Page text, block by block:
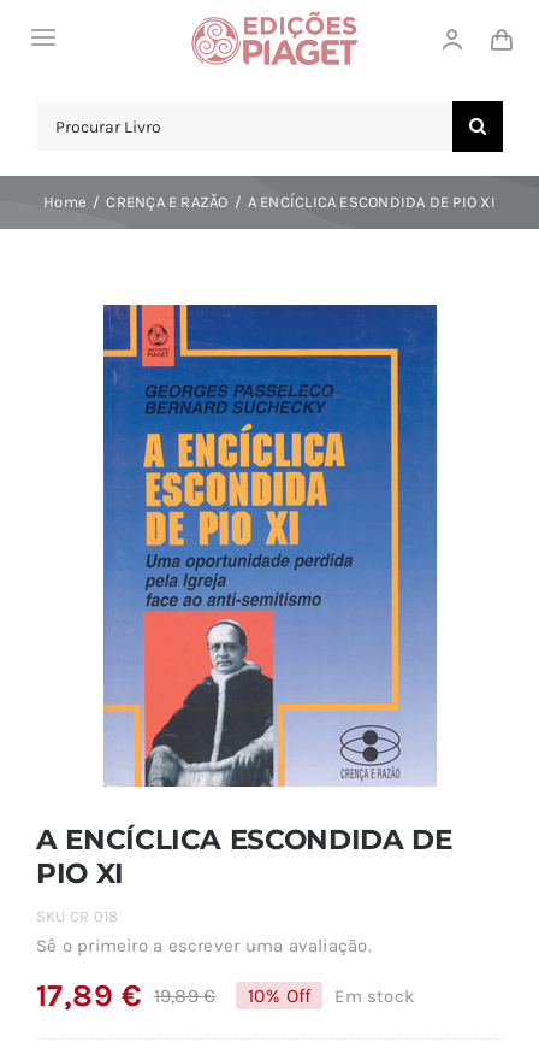
Toggle
COMPRAR!
Search
Home CRENÇA E RAZÃO A ENCÍCLICA ESCONDIDA DE PIO XI
A ENCÍCLICA ESCONDIDA DE
PIO XI
SKU CR 018
Sê o primeiro a escrever uma avaliação.
19,89€O
17,89€
O
10% Off Em stock